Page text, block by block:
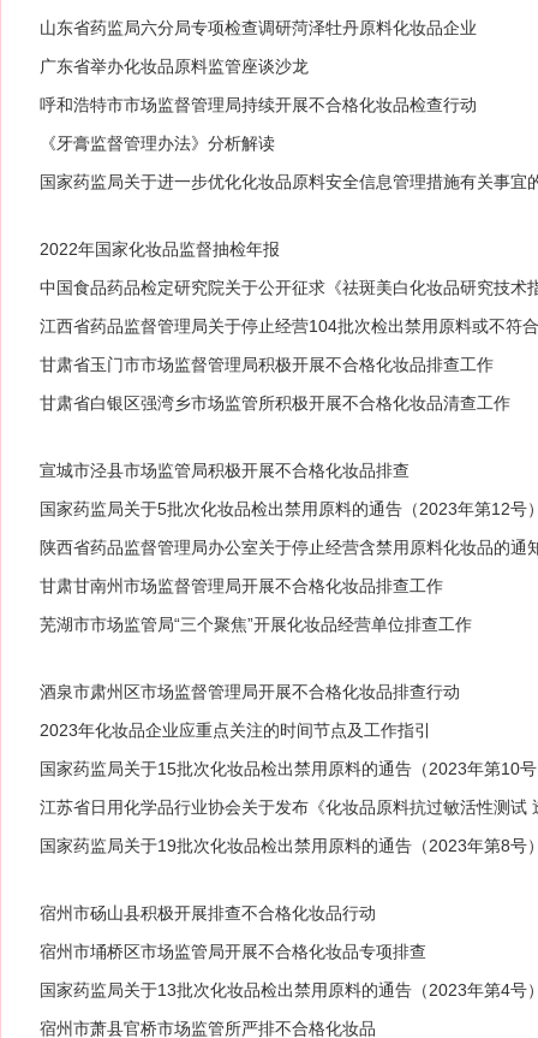
山东省药监局六分局专项检查调研菏泽牡丹原料化妆品企业
广东省举办化妆品原料监管座谈沙龙
呼和浩特市市场监督管理局持续开展不合格化妆品检查行动
《牙膏监督管理办法》分析解读
国家药监局关于进一步优化化妆品原料安全信息管理措施有关事宜
2022年国家化妆品监督抽检年报
中国食品药品检定研究院关于公开征求《祛斑美白化妆品研究技术
江西省药品监督管理局关于停止经营104批次检出禁用原料或不符
甘肃省玉门市市场监督管理局积极开展不合格化妆品排查工作
甘肃省白银区强湾乡市场监管所积极开展不合格化妆品清查工作
宣城市泾县市场监管局积极开展不合格化妆品排查
国家药监局关于5批次化妆品检出禁用原料的通告（2023年第12号
陕西省药品监督管理局办公室关于停止经营含禁用原料化妆品的通
甘肃甘南州市场监督管理局开展不合格化妆品排查工作
芜湖市市场监管局“三个聚焦”开展化妆品经营单位排查工作
酒泉市肃州区市场监督管理局开展不合格化妆品排查行动
2023年化妆品企业应重点关注的时间节点及工作指引
国家药监局关于15批次化妆品检出禁用原料的通告（2023年第10
江苏省日用化学品行业协会关于发布《化妆品原料抗过敏活性测试
国家药监局关于19批次化妆品检出禁用原料的通告（2023年第8号
宿州市砀山县积极开展排查不合格化妆品行动
宿州市埇桥区市场监管局开展不合格化妆品专项排查
国家药监局关于13批次化妆品检出禁用原料的通告（2023年第4号
宿州市萧县官桥市场监管所严排不合格化妆品